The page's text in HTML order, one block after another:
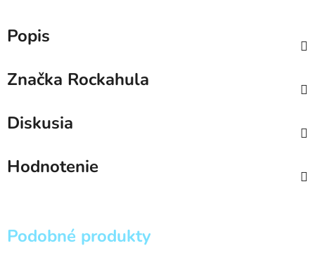
Popis
Značka Rockahula
Diskusia
Hodnotenie
Podobné produkty